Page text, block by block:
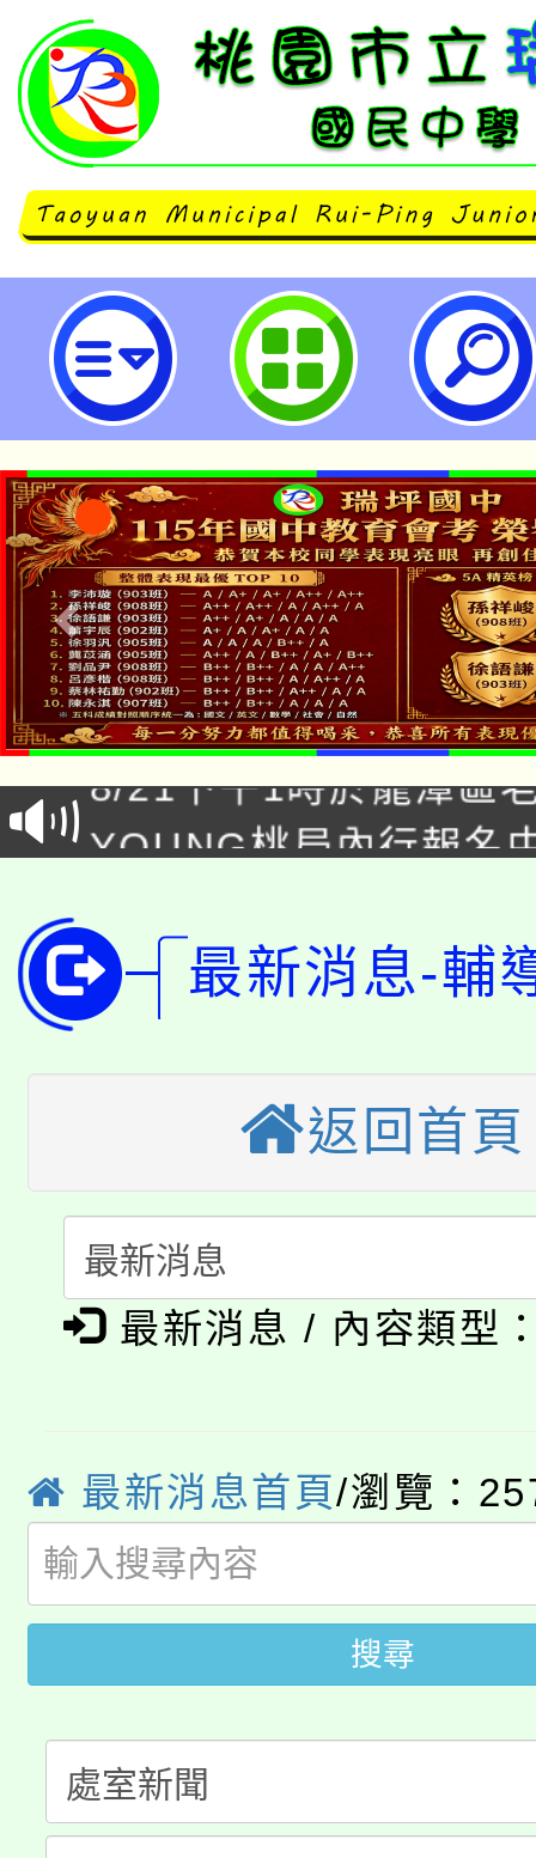
新竹女中沂風體驗學力無限—版畫
園市立瑞坪國民中學
「本色祭」8/29、30在
場熱烈登場!
8/21下午1時於龍潭區
徵才活動。
YOUNG桃局內行報名
開!
115年桃園市運動會8/
田徑場及游泳池舉行。
桃園市低收入戶享有免
視費優惠，中低收入戶
半價優惠，詳情可洽有
者。
大園自造教育及科技中
份教師增能研習
大溪自造教育及科技
份教師研習
淨零綠生活教案入校路
會
115年食農教育專業人
程
「本色祭」8/29、30在
局官網。
8月14至27日，桃園電
開!
115年桃園市運動會8/
田徑場及游泳池舉行。
桃園市低收入戶享有免
視費優惠，中低收入戶
半價優惠，詳情可洽有
者。
大園自造教育及科技
份教師增能研習
份教師研習
淨零綠生活教案入校路
115年食農教育專業人
最新消息-輔
返回首頁
最新消息 / 內容類型
最新消息首頁/瀏覽：
搜尋